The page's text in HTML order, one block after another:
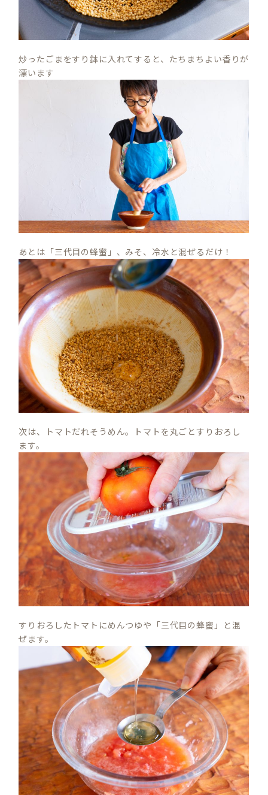
炒ったごまをすり鉢に入れてすると、たちまちよい香りが
漂います
あとは「三代目の蜂蜜」、みそ、冷水と混ぜるだけ！
次は、トマトだれそうめん。トマトを丸ごとすりおろし
ます。
すりおろしたトマトにめんつゆや「三代目の蜂蜜」と混
ぜます。